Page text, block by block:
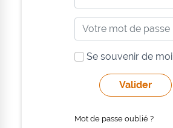
Se souvenir de moi
Mot de passe oublié ?